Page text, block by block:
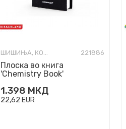
ШИШИЊА, КОЛБИ И ОТВАРАЧИ 221886
Плоска во книга
'Chemistry Book'
1.398 МКД
22,62 EUR